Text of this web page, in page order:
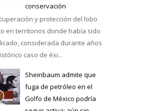
conservación
y protección del lobo
en territorios donde había sido
considerada durante años
caso de éxi...
Sheinbaum admite que
fuga de petróleo en el
Golfo de México podría